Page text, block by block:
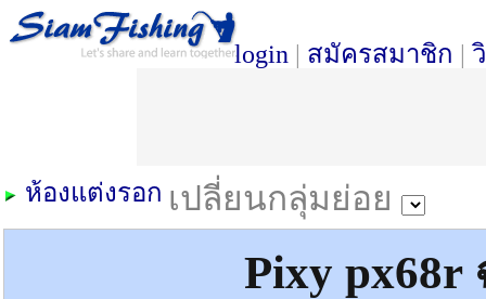
login | สมัครสมาชิก |
เปลี่ยนกลุ่มย่อย
ห้องแต่งรอก
Pixy